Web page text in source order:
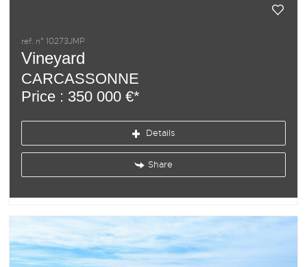
ref. n° 10273JMP
Vineyard
CARCASSONNE
Price : 350 000 €*
Details
Share